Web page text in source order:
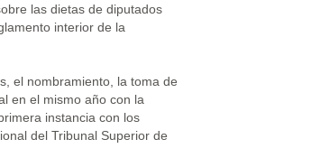
las dietas de diputados
interior de la
el nombramiento, la toma de
en el mismo año con la
instancia con los
del Tribunal Superior de